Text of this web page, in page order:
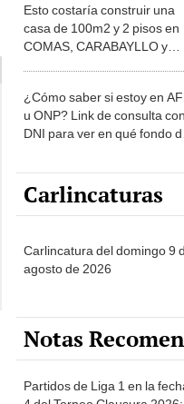
Esto costaría construir una
casa de 100m2 y 2 pisos en
COMAS, CARABAYLLO y
¿Cómo saber si estoy en
u ONP? Link de consulta con
DNI para ver en qué fondo de
Carlincaturas
Carlincatura del domingo 9
agosto de 2026
Notas
Partidos de Liga 1 en la